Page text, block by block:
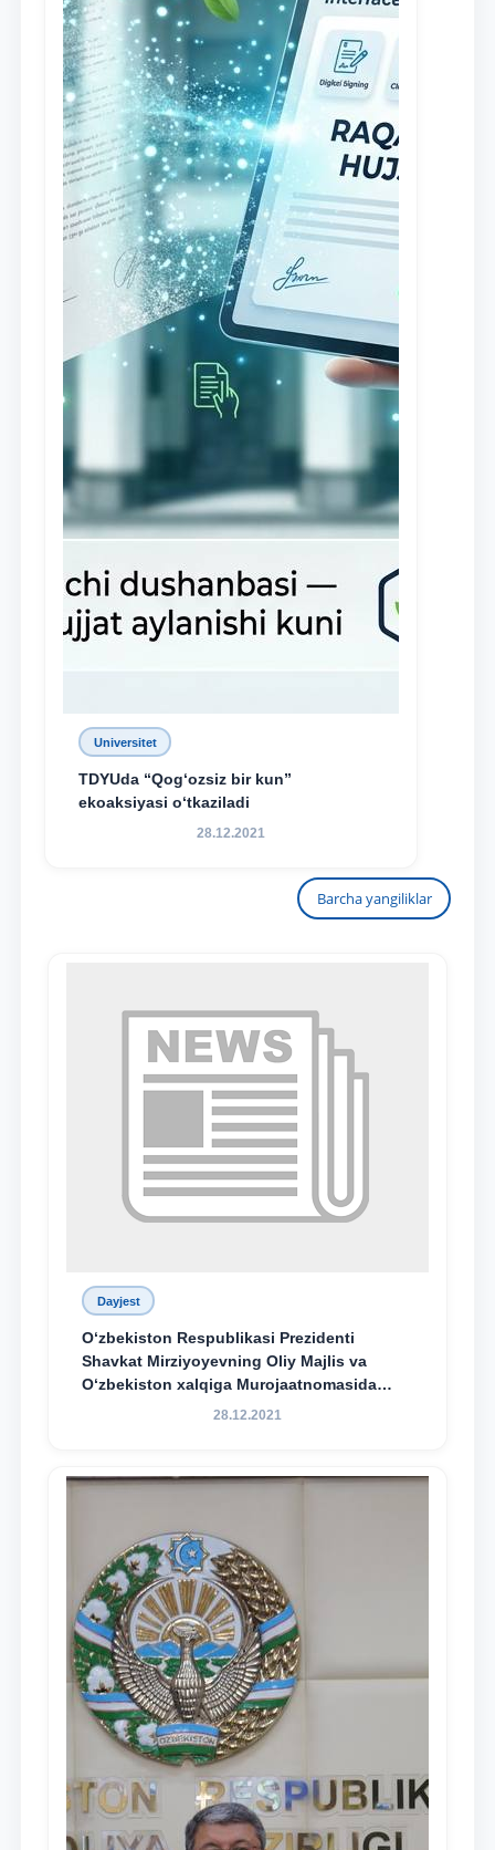
Universitet
TDYUda “Qog‘ozsiz bir kun”
ekoaksiyasi o‘tkaziladi
28.12.2021
Barcha yangiliklar
Dayjest
O‘zbekiston Respublikasi Prezidenti
Shavkat Mirziyoyevning Oliy Majlis va
O‘zbekiston xalqiga Murojaatnomasida
belgilangan vazifalar mazmun-mohiyatini
dayjesti
28.12.2021